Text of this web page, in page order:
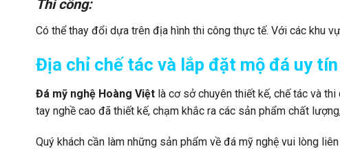
Thi công:
Có thể thay đổi dựa trên địa hình thi công thực tế. Với các khu
Địa chỉ chế tác và lắp đặt mộ đá uy
Đá mỹ nghệ Hoàng Việt là cơ sở chuyên thiết kế, chế tác và
tay nghề cao đã thiết kế, chạm khắc ra các sản phẩm chất
Quý khách cần làm những sản phẩm về đá mỹ nghệ vui lòng